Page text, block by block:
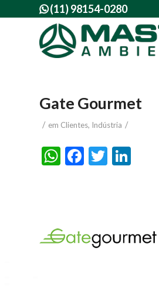
(11) 98154-0280
Gate Gourmet
/ em Clientes, Indústria /
WhatsApp
Facebook
Twitter